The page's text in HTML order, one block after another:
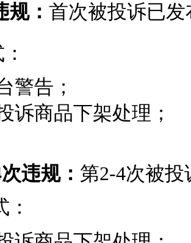
： 首次被投诉已
警告；
诉商品下架处理；
违规： 第2-4次被